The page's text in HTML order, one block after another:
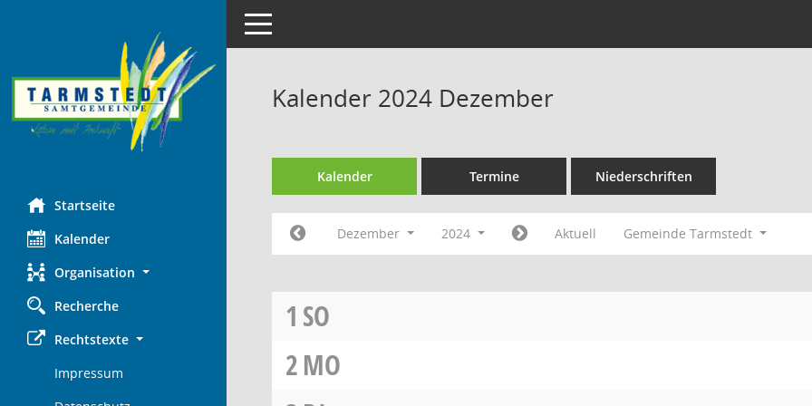
Startseite
Kalender
Organisation
Recherche
Rechtstexte
Impressum
Toggle navigation
Kalender 2024 Dezember
Kalender Termine Niederschriften
Dezember 2024 Aktuell Gemeinde Tarmstedt
1 SO
2MO